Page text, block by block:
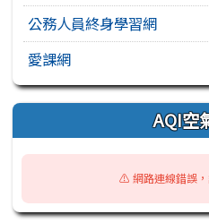
公務人員終身學習網
愛課網
AQI空
⚠️ 網路連線錯誤